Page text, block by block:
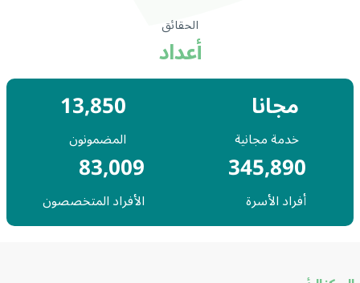
الحقائق
أعداد
مجانا
خدمة مجانية
13,850
المضمونون
345,890
أفراد الأسرة
83,009
الأفراد المتخصصون